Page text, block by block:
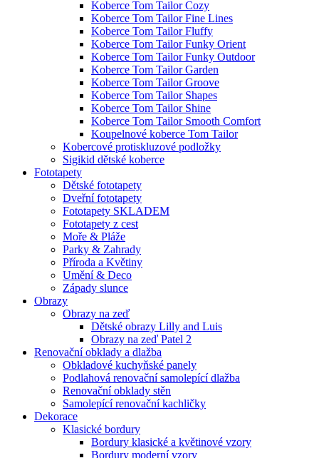
Koberce Tom Tailor Cozy
Koberce Tom Tailor Fine Lines
Koberce Tom Tailor Fluffy
Koberce Tom Tailor Funky Orient
Koberce Tom Tailor Funky Outdoor
Koberce Tom Tailor Garden
Koberce Tom Tailor Groove
Koberce Tom Tailor Shapes
Koberce Tom Tailor Shine
Koberce Tom Tailor Smooth Comfort
Koupelnové koberce Tom Tailor
Kobercové protiskluzové podložky
Sigikid dětské koberce
Fototapety
Dětské fototapety
Dveřní fototapety
Fototapety SKLADEM
Fototapety z cest
Moře & Pláže
Parky & Zahrady
Příroda a Květiny
Umění & Deco
Západy slunce
Obrazy
Obrazy na zeď
Dětské obrazy Lilly and Luis
Obrazy na zeď Patel 2
Renovační obklady a dlažba
Obkladové kuchyňské panely
Podlahová renovační samolepící dlažba
Renovační obklady stěn
Samolepící renovační kachličky
Dekorace
Klasické bordury
Bordury klasické a květinové vzory
Bordury moderní vzory